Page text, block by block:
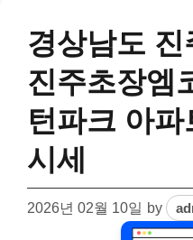
경상남도
진주초장엠
턴파크 아
시세
2026년 02월 10일 by